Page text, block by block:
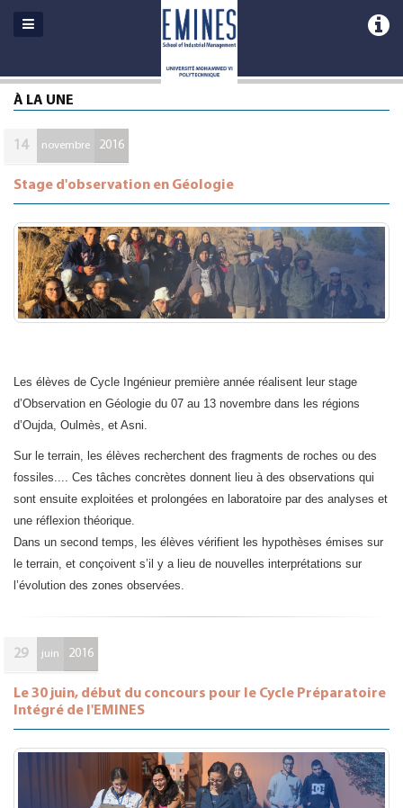
À LA UNE
14 novembre 2016
Stage d'observation en Géologie
Les élèves de Cycle Ingénieur première année réalisent leur stage
d’Observation en Géologie du 07 au 13 novembre dans les régions
d’Oujda, Oulmès, et Asni.
Sur le terrain, les élèves recherchent des fragments de roches ou des
fossiles.... Ces tâches concrètes donnent lieu à des observations qui
sont ensuite exploitées et prolongées en laboratoire par des analyses et
une réflexion théorique.
​Dans un second temps, les élèves vérifient les hypothèses émises sur
le terrain, et conçoivent s’il y a lieu de nouvelles interprétations sur
l’évolution des zones observées.
29 juin 2016
Le 30 juin, début du concours pour le Cycle Préparatoire
Intégré de l'EMINES